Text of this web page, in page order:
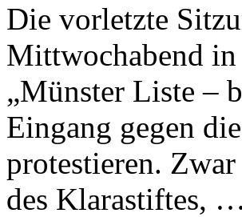
Die vorletzte
Mittwochabend
„Münster Liste –
Eingang gegen
protestieren.
des Klarastiftes, …